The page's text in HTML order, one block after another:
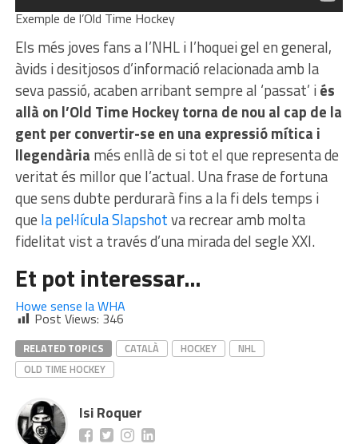
Exemple de l’Old Time Hockey
Els més joves fans a l’NHL i l’hoquei gel en general,
àvids i desitjosos d’informació relacionada amb la
seva passió, acaben arribant sempre al ‘passat’ iés
allà on l’Old Time Hockey torna de nou al cap de la
gent per convertir-se en una expressió mítica i
llegendària més enllà de si tot el que representa de
veritat és millor que l’actual. Una frase de fortuna
que sens dubte perdurarà fins a la fi dels temps i
que la pel·lícula Slapshotva recrear amb molta
fidelitat vist a través d’una mirada del segle XXI.
Et pot interessar…
Howe sense la WHA
Post Views: 346
RELATED TOPICS CATALÀ HOCKEY
NHL
OLD TIME HOCKEY
Isi Roquer